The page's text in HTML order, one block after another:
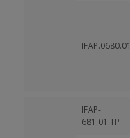
IFAP-
681.01.TP